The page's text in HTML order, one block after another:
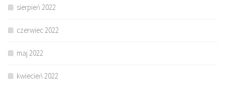
sierpień 2022
czerwiec 2022
maj 2022
kwiecień 2022